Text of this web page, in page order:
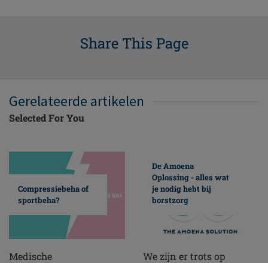
Share This Page
Gerelateerde artikelen
Selected For You
Compressiebeha of
sportbeha?
Medische
De Amoena
Oplossing - alles wat
je nodig hebt bij
borstzorg
We zijn er trots op